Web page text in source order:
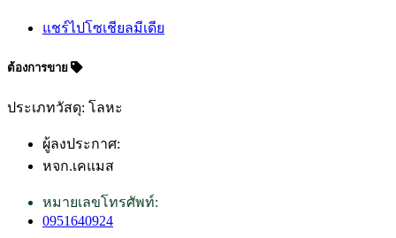
แชร์ไปโซเชียลมีเดีย
ต้องการขาย
ประเภทวัสดุ: โลหะ
ผู้ลงประกาศ:
หจก.เคแมส
หมายเลขโทรศัพท์:
0951640924